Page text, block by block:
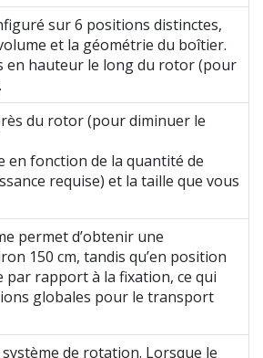
sur 6 positions distinctes,
et la géométrie du boîtier.
en hauteur le long du rotor (pour
du rotor (pour diminuer le
en fonction de la quantité de
requise) et la taille que vous
permet d’obtenir une
150 cm, tandis qu’en position
par rapport à la fixation, ce qui
globales pour le transport
de rotation. Lorsque le